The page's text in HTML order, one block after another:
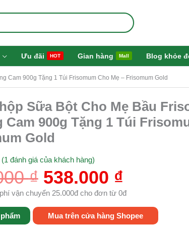
Ưu đãi HOT Gian hàng Mall Blog khỏe
Cam 900g Tặng 1 Túi Frisomum Cho Mẹ – Frisomum Gold
Sữa Bột Cho Mẹ Bầu
900g Tặng 1 Túi
Gold
(1 đánh giá của khách hàng)
₫
Giá
gốc
là:
561.000 ₫.
538.000 ₫
Giá
hiện
tại
vận chuyển 25.000đ cho đơn từ 0đ
Mua trên cửa hàng Shopee